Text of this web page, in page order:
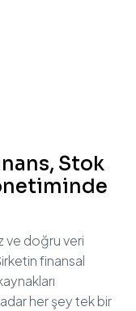
Stok
ve doğru veri
finansal
her şey tek bir